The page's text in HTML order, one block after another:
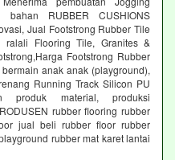
RUBBER CUSHIONS
Jual Footstrong Rubber Tile
Flooring Tile, Granites &
Footstrong Rubber
anak anak (playground),
Running Track Silicon PU
produk material, produksi
rubber flooring rubber
jual beli rubber floor rubber
rubber mat karet lantai